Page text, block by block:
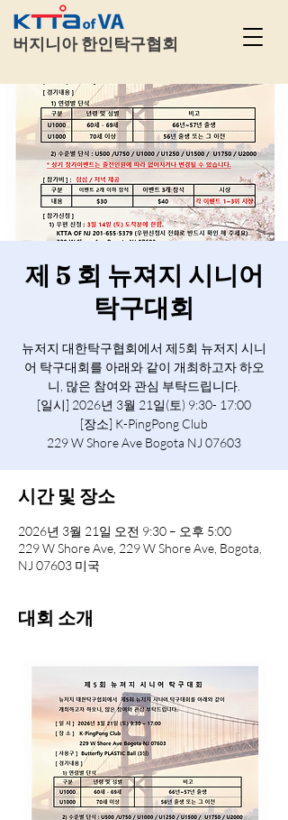
버지니아 한인탁구협회
제 5 회 뉴져지 시니어
탁구대회
뉴저지 대한탁구협회에서 제5회 뉴저지 시니
어 탁구대회를 아래와 같이 개최하고자 하오
니, 많은 참여와 관심 부탁드립니다.
[일시] 2026년 3월 21일(토) 9:30- 17:00
[장소] K-PingPong Club
229 W Shore Ave Bogota NJ 07603
시간 및 장소
2026년 3월 21일 오전 9:30 – 오후 5:00
229 W Shore Ave, 229 W Shore Ave, Bogota,
NJ 07603 미국
대회 소개